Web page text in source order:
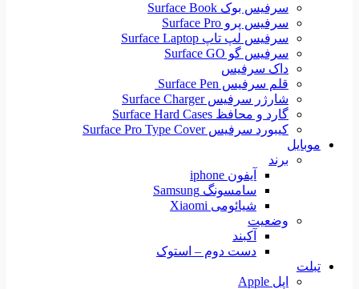
سرفیس بوک Surface Book
سرفیس پرو Surface Pro
سرفیس لپ تاپ Surface Laptop
سرفیس گو Surface GO
داک سرفیس
قلم سرفیس Surface Pen
شارژر سرفیس Surface Charger
گارد و محافظ Surface Hard Cases
کیبورد سرفیس Surface Pro Type Cover
موبایل
برند
آیفون iphone
سامسونگ Samsung
شیائومی Xiaomi
وضعیت
آکبند
دست دوم – استوک
تبلت
اپل Apple